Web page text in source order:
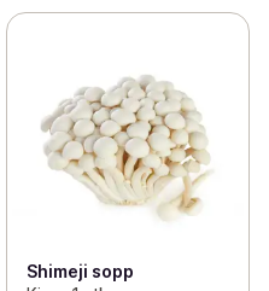
Shimeji sopp